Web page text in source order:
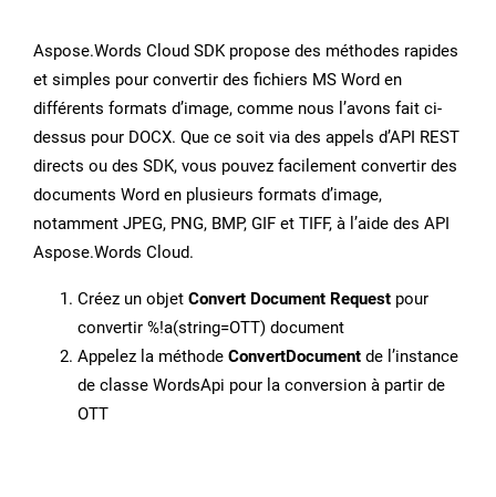
Aspose.Words Cloud SDK propose des méthodes rapides
et simples pour convertir des fichiers MS Word en
différents formats d’image, comme nous l’avons fait ci-
dessus pour DOCX. Que ce soit via des appels d’API REST
directs ou des SDK, vous pouvez facilement convertir des
documents Word en plusieurs formats d’image,
notamment JPEG, PNG, BMP, GIF et TIFF, à l’aide des API
Aspose.Words Cloud.
Créez un objet Convert Document Request pour
convertir %!a(string=OTT) document
Appelez la méthode ConvertDocument de l’instance
de classe WordsApi pour la conversion à partir de
OTT